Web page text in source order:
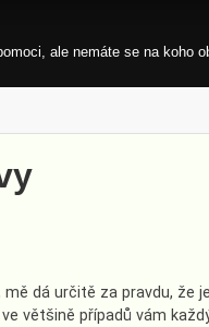
ale nemáte se na koho
dá určitě za pravdu, že
většině případů vám